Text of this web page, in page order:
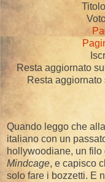
Resta aggiornato
Resta
Quando leggo che
italiano con un
hollywoodiane, un
Mindcage, e capisco
solo fare i bozzetti. E